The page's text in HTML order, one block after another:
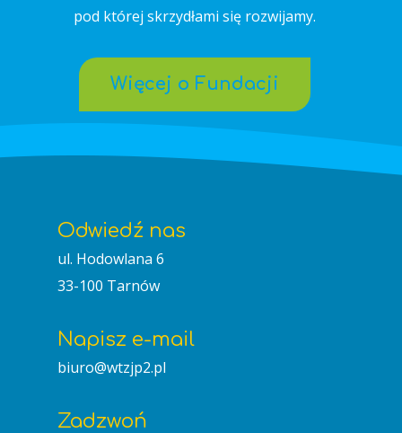
pod której skrzydłami się rozwijamy.
Więcej o Fundacji
Odwiedź nas
ul. Hodowlana 6
33-100 Tarnów
Napisz e-mail
biuro@wtzjp2.pl
Zadzwoń